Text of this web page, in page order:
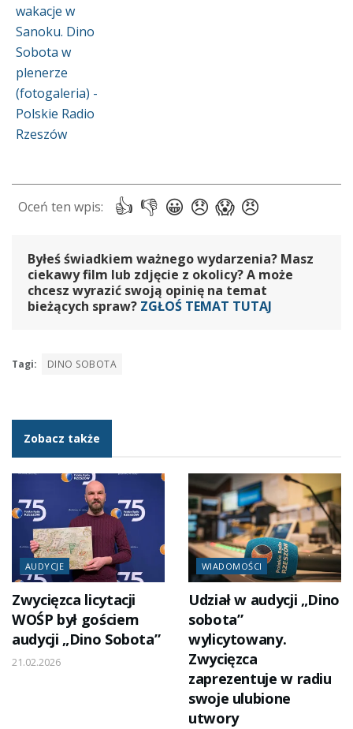
Byłeś świadkiem ważnego wydarzenia? Masz
ciekawy film lub zdjęcie z okolicy? A może
chcesz wyrazić swoją opinię na temat
bieżących spraw? ZGŁOŚ TEMAT TUTAJ
Tagi: DINO SOBOTA
Zobacz także
AUDYCJE
Zwycięzca licytacji
WOŚP był gościem
audycji „Dino Sobota”
21.02.2026
WIADOMOŚCI
Udział w audycji „Dino
sobota”
wylicytowany.
Zwycięzca
zaprezentuje w radiu
swoje ulubione
utwory